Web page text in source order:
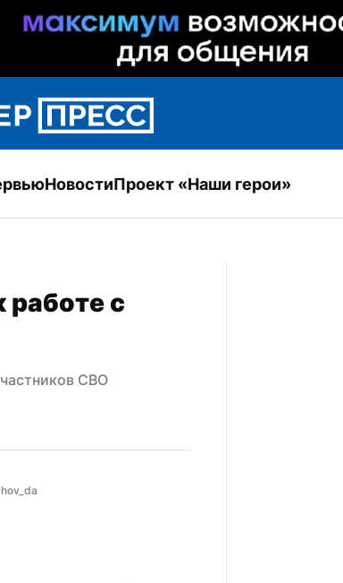
НовостиПроект «Наши герои»
работе с
СВО